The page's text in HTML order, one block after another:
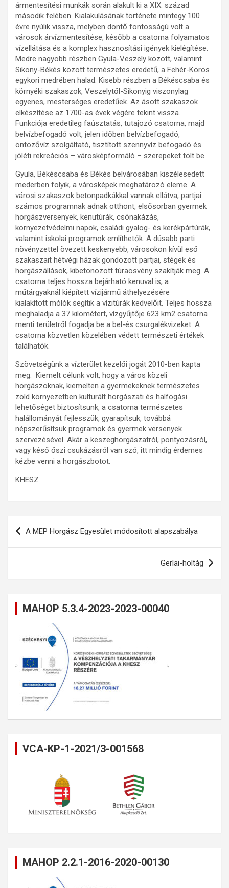
ármentesítési munkák során alakult ki a XIX. század
második felében. Kialakulásának története mintegy 100
évre nyúlik vissza, melyben döntő fontosságú volt a
városok árvízmentesítése, később a csatorna folyamatos
vízellátása és a komplex hasznosítási igények kielégítése.
Medre nagyobb részben Gyula-Veszely között, valamint
Sikony-Békés között természetes eredetű, a Fehér-Körös
egykori medrében halad. Kisebb részben a Békéscsaba és
környéki szakaszok, Veszelytől-Sikonyig viszonylag
egyenes, mesterséges eredetűek. Az ásott szakaszok
elkészítése az 1700-as évek végére tekint vissza.
Funkciója eredetileg faúsztatás, tutajozó csatorna, majd
belvízbefogadó volt, jelen időben belvízbefogadó,
öntözővíz szolgáltató, tisztított szennyvíz befogadó és
jóléti rekreációs – városképformáló – szerepeket tölt be.
Gyula, Békéscsaba és Békés belvárosában kiszélesedett
mederben folyik, a városképek meghatározó eleme. A
városi szakaszok betonpadkákkal vannak ellátva, partjai
számos programnak adnak otthont, elsősorban gyermek
horgászversenyek, kenutúrák, csónakázás,
környezetvédelmi napok, családi gyalog- és kerékpártúrák,
valamint iskolai programok említhetők. A dúsabb parti
növényzettel övezett keskenyebb, városokon kívül eső
szakaszait hétvégi házak gondozott partjai, stégek és
horgászállások, kibetonozott túraösvény szakítják meg. A
csatorna teljes hossza bejárható kenuval is, a
műtárgyaknál kiépített vízijármű áthelyezésére
kialakított mólók segítik a vízitúrák kedvelőit. Teljes hossza
meghaladja a 37 kilométert, vízgyűjtője 623 km2 csatorna
menti területről fogadja be a bel-és csurgalékvizeket. A
csatorna közvetlen közelében védett természeti értékek
találhatók.
Szövetségünk a vízterület kezelői jogát 2010-ben kapta
meg. Kiemelt célunk volt, hogy a város közeli
horgászoknak, kiemelten a gyermekeknek természetes
zöld környezetben kulturált horgászati és halfogási
lehetőséget biztosítsunk, a csatorna természetes
halállományát fejlesszük, gyarapítsuk, továbbá
népszerűsítsük programok és gyermek versenyek
szervezésével. Akár a keszeghorgászatról, pontyozásról,
vagy késő őszi csukázásról van szó, itt mindig érdemes
kézbe venni a horgászbotot.
KHESZ
Bejegyzés
navigáció
A MEP Horgász Egyesület módosított alapszabálya
Gerlai-holtág
MAHOP 5.3.4-2023-2023-00040
VCA-KP-1-2021/3-001568
MAHOP 2.2.1-2016-2020-00130